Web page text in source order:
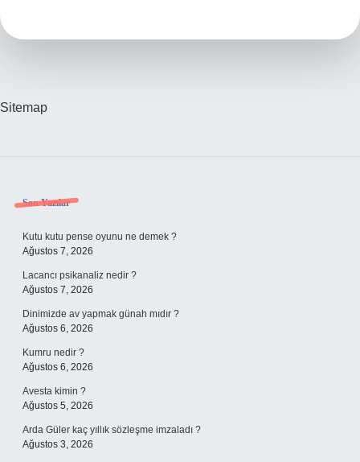
Sitemap
Sidebar
Son Yazılar
Kutu kutu pense oyunu ne demek ?
Ağustos 7, 2026
Lacancı psikanaliz nedir ?
Ağustos 7, 2026
Dinimizde av yapmak günah mıdır ?
Ağustos 6, 2026
Kumru nedir ?
Ağustos 6, 2026
Avesta kimin ?
Ağustos 5, 2026
Arda Güler kaç yıllık sözleşme imzaladı ?
Ağustos 3, 2026